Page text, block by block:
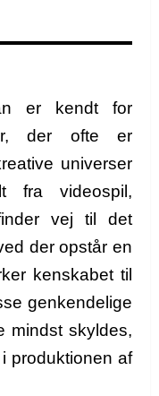
er kendt for
der ofte er
universer
fra videospil,
vej til det
der opstår en
kenskabet til
genkendelige
mindst skyldes,
produktionen af